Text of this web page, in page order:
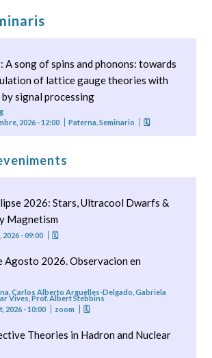
A song of spins and phonons: towards
of lattice gauge theories with
signal processing
2026 - 12:00
Paterna. Seminario 🗓
2026: Stars, Ultracool Dwarfs &
Magnetism
- 09:00 🗓
Agosto 2026. Observacion en
Carlos Alberto Arguelles-Delgado, Gabriela
Vives, Prof. Albert Stebbins
2026 - 10:00
zoom 🗓
Theories in Hadron and Nuclear